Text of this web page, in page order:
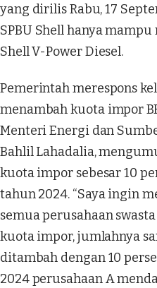
yang dirilis Rabu, 17
SPBU Shell hanya
Shell V-Power Diesel.
Pemerintah merespons
menambah kuota impor
Menteri Energi dan
Bahlil Lahadalia,
kuota impor sebesar 10
tahun 2024. “Saya ingin
semua perusahaan
kuota impor, jumlahnya
ditambah dengan 10
2024 perusahaan A